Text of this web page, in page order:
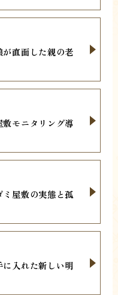
直面した親の老
モニタリング導
屋敷の実態と孤
入れた新しい明